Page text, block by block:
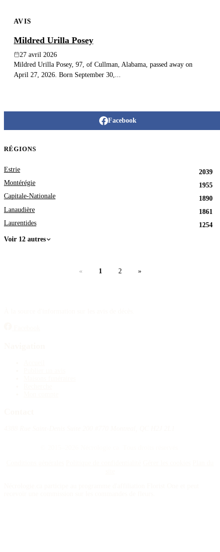
AVIS
Mildred Urilla Posey
27 avril 2026
Mildred Urilla Posey, 97, of Cullman, Alabama, passed away on
April 27, 2026. Born September 30,...
Facebook
RÉGIONS
Estrie
2039
Montérégie
1955
Capitale-Nationale
1890
Lanaudière
1861
Laurentides
1254
Voir 12 autres
« 1 2 »